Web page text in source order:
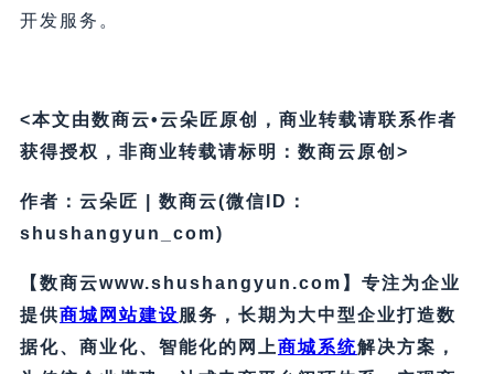
开发服务。
<本文由数商云•云朵匠原创，商业转载请联系作者
获得授权，非商业转载请标明：数商云原创>
作者：云朵匠 | 数商云(微信ID：
shushangyun_com)
【数商云www.shushangyun.com】专注为企业
提供商城网站建设服务，长期为大中型企业打造数
据化、商业化、智能化的网上商城系统解决方案，